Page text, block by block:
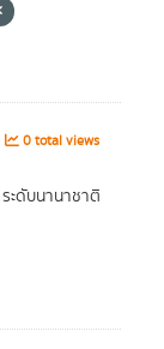
0 total views
ะดับนานาชาติ